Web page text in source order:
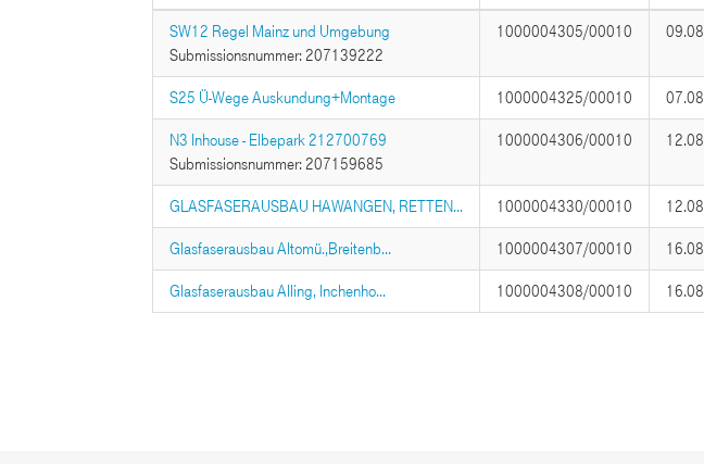
SW12 Regel Mainz und Umgebung
Submissionsnummer: 207139222
1000004305/00010
S25 Ü-Wege Auskundung+Montage 1000004325/00010
N3 Inhouse - Elbepark 212700769
Submissionsnummer: 207159685
1000004306/00010
GLASFASERAUSBAU HAWANGEN, RETTEN... 1000004330/00010
Glasfaserausbau Altomü.,Breitenb... 1000004307/00010
Glasfaserausbau Alling, Inchenho... 1000004308/00010